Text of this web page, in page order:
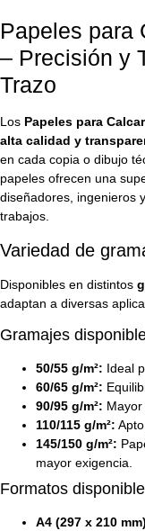
Papeles para
– Precisión y
Trazo
Los Papeles para
alta calidad y
en cada copia o dibujo
papeles ofrecen una
diseñadores, ingenieros
trabajos.
Variedad de
Disponibles en distintos
adaptan a diversas
Gramajes
50/55 g/m²: Ideal
60/65 g/m²:
90/95 g/m²:
110/115 g/m²:
145/150 g/m²:
mayor exigencia.
Formatos
A4 (297 x 210